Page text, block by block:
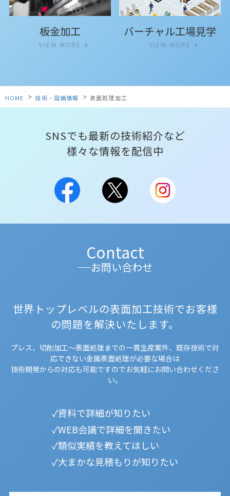
板金加工
VIEW MORE
バーチャル工場見学
VIEW MORE
HOME > 技術・設備情報 > 表面処理加工
SNSでも最新の技術紹介など
様々な情報を配信中
Contact
お問い合わせ
世界トップレベルの表面加工技術でお客様
の問題を解決いたします。
プレス、切削加工～表面処理までの一貫生産案件、既存技術で対
応できない金属表面処理が必要な場合は
技術開発からの対応も可能ですのでお気軽にお問い合わせくださ
い。
資料で詳細が知りたい
WEB会議で詳細を聞きたい
類似実績を教えてほしい
大まかな見積もりが知りたい